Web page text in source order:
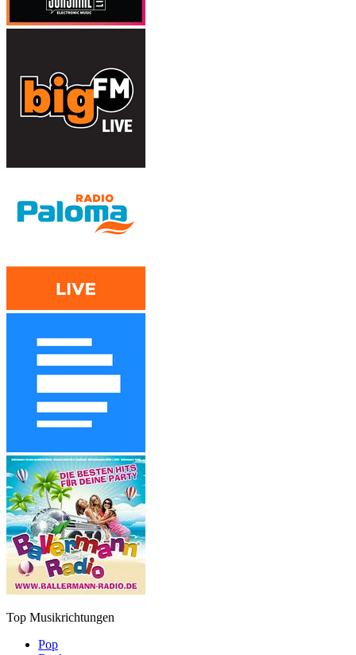
Top Musikrichtungen
Pop